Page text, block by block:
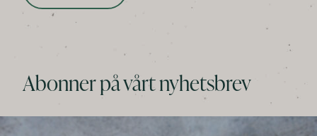
Abonner på vårt nyhetsbrev